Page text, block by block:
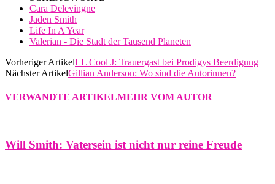
Cara Delevingne
Jaden Smith
Life In A Year
Valerian - Die Stadt der Tausend Planeten
Vorheriger ArtikelLL Cool J: Trauergast bei Prodigys Beerdigung
Nächster ArtikelGillian Anderson: Wo sind die Autorinnen?
VERWANDTE ARTIKELMEHR VOM AUTOR
Will Smith: Vatersein ist nicht nur reine Freude